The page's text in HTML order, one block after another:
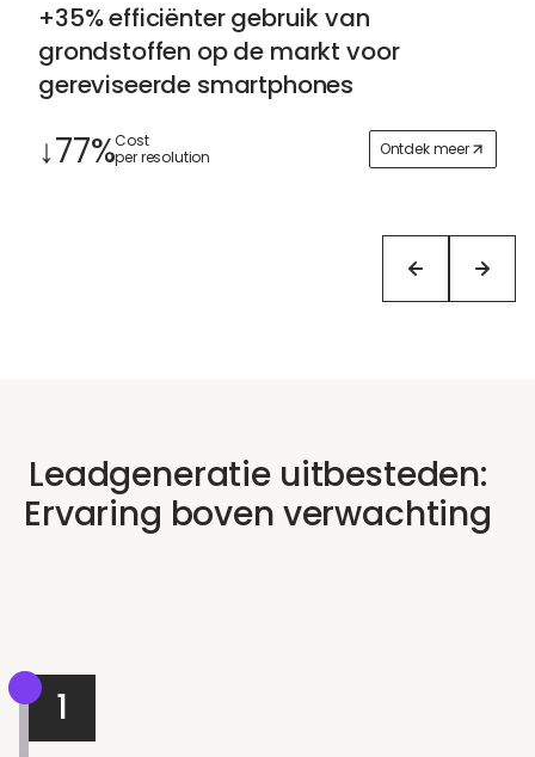
+35% efficiënter gebruik van
grondstoffen op de markt voor
gereviseerde smartphones
↓77%Cost
per resolution
Ontdek meer
Leadgeneratie uitbesteden:
Ervaring boven verwachting
1